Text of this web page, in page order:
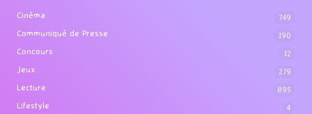
Cinéma 749
Communiqué de Presse 190
Concours 12
Jeux 279
Lecture 895
Lifestyle 4